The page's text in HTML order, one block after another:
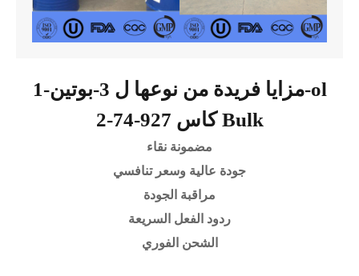
مزايا فريدة من نوعها ل 3-بوتين-1-ol
كاس 927-74-2 Bulk
مضمونة نقاء
جودة عالية وسعر تنافسي
مراقبة الجودة
ردود الفعل السريعة
الشحن الفوري